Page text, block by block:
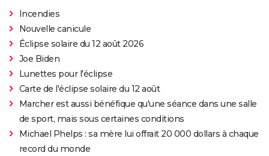
Incendies
Nouvelle canicule
Éclipse solaire du 12 août 2026
Joe Biden
Lunettes pour l'éclipse
Carte de l'éclipse solaire du 12 août
Marcher est aussi bénéfique qu'une séance dans une salle
de sport, mais sous certaines conditions
Michael Phelps : sa mère lui offrait 20 000 dollars à chaque
record du monde